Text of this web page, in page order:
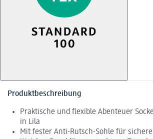
Produktbeschreibung
Praktische und flexible Abenteuer
in Lila
Mit fester Anti-Rutsch-Sohle für